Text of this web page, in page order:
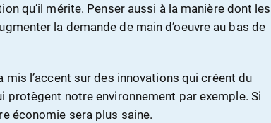
qu’il mérite. Penser aussi à la manière dont les
la demande de main d’oeuvre au bas de
mis l’accent sur des innovations qui créent du
protègent notre environnement par exemple. Si
économie sera plus saine.